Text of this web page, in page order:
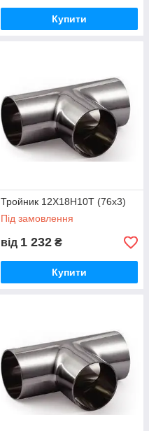
Купити
Тройник 12Х18Н10Т (76х3)
Під замовлення
від 1 232 ₴
Купити